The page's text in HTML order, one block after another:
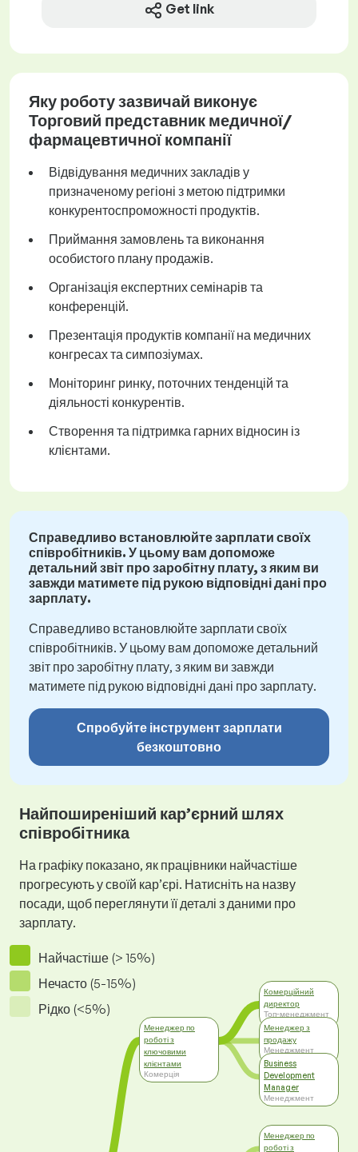
Get link
Яку роботу зазвичай виконує
Торговий представник медичної/
фармацевтичної компанії
Відвідування медичних закладів у
призначеному регіоні з метою підтримки
конкурентоспроможності продуктів.
Приймання замовлень та виконання
особистого плану продажів.
Організація експертних семінарів та
конференцій.
Презентація продуктів компанії на медичних
конгресах та симпозіумах.
Моніторинг ринку, поточних тенденцій та
діяльності конкурентів.
Створення та підтримка гарних відносин із
клієнтами.
Справедливо встановлюйте зарплати своїх
співробітників. У цьому вам допоможе
детальний звіт про заробітну плату, з яким ви
завжди матимете під рукою відповідні дані про
зарплату.
Справедливо встановлюйте зарплати своїх
співробітників. У цьому вам допоможе детальний
звіт про заробітну плату, з яким ви завжди
матимете під рукою відповідні дані про зарплату.
Спробуйте інструмент зарплати
безкоштовно
Найпоширеніший кар’єрний шлях
співробітника
На графіку показано, як працівники найчастіше
прогресують у своїй кар’єрі. Натисніть на назву
посади, щоб переглянути її деталі з даними про
зарплату.
Найчастіше (> 15%)
Нечасто (5-15%)
Рідко (<5%)
Менеджер по
роботі з
ключовими
клієнтами
Комерція
Комерційний
директор
Топ-менеджмент
Менеджер з
продажу
Менеджмент
Business
Development
Manager
Менеджмент
Менеджер по
роботі з